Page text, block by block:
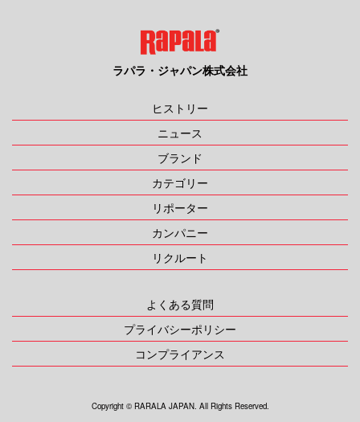
ラパラ・ジャパン株式会社
ヒストリー
ニュース
ブランド
カテゴリー
リポーター
カンパニー
リクルート
よくある質問
プライバシーポリシー
コンプライアンス
Copyright ©︎ RARALA JAPAN. All Rights Reserved.